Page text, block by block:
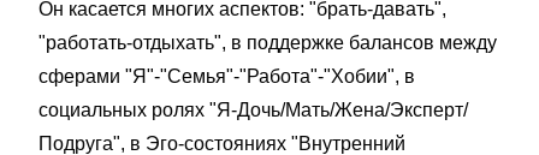
Он касается многих аспектов: "брать-давать",
"работать-отдыхать", в поддержке балансов между
сферами "Я"-"Семья"-"Работа"-"Хобии", в
социальных ролях "Я-Дочь/Мать/Жена/Эксперт/
Подруга", в Эго-состояниях "Внутренний